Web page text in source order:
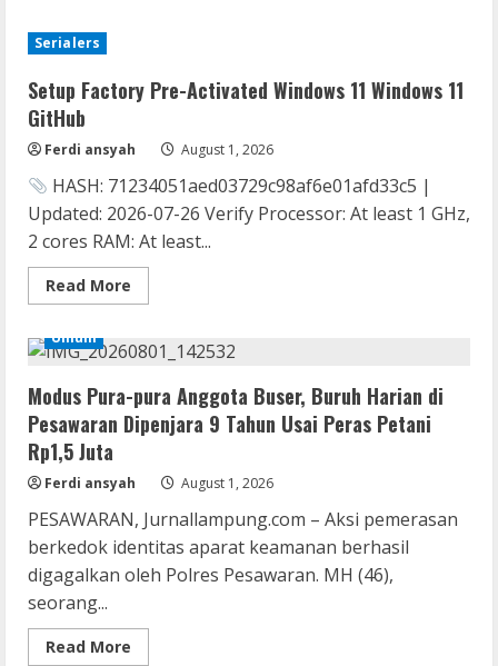
Didik
Kurnianto
Way
Kanan
Serialers
Setup Factory Pre-Activated Windows 11 Windows 11
GitHub
Ferdi ansyah August 1, 2026
HASH: 71234051aed03729c98af6e01afd33c5 |
Updated: 2026-07-26 Verify Processor: At least 1 GHz,
2 cores RAM: At least...
Read More
more
Factory
Pre-
Windows
11
Windows
11
Umum
Modus Pura-pura Anggota Buser, Buruh Harian di
Pesawaran Dipenjara 9 Tahun Usai Peras Petani
Rp1,5 Juta
Ferdi ansyah August 1, 2026
PESAWARAN, Jurnallampung.com – Aksi pemerasan
berkedok identitas aparat keamanan berhasil
digagalkan oleh Polres Pesawaran. MH (46),
seorang...
Read More
more
2
Lan
Assassin’s Creed Shadows Digital
Deluxe Edition Cracked Rune Release
for Desktop